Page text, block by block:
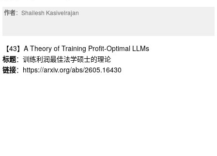
作者：Shailesh Kasivelrajan
【43】A Theory of Training Profit-Optimal LLMs
标题：训练利润最佳法学硕士的理论
链接：https://arxiv.org/abs/2605.16430